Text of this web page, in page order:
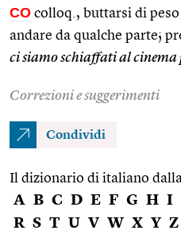
CO colloq., buttarsi di
andare da qualche parte;
ci siamo schiaffati al cinema
Correzioni e suggerimenti
Condividi
Il dizionario di italiano
A B C D E F G H I
R S T U V W X Y Z